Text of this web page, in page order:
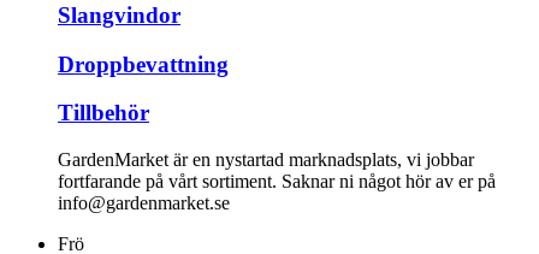
Slangvindor
Droppbevattning
Tillbehör
GardenMarket är en nystartad marknadsplats, vi jobbar
fortfarande på vårt sortiment. Saknar ni något hör av er på
info@gardenmarket.se
Frö